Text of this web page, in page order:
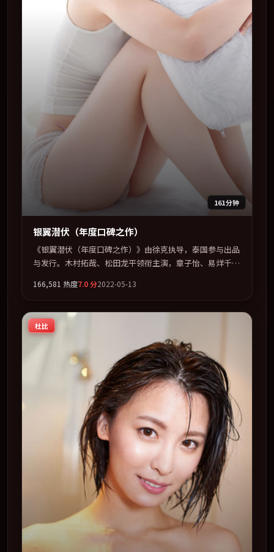
161分钟
银翼潜伏（年度口碑之作）
《银翼潜伏（年度口碑之作）》由徐克执导，泰国参与出品
与发行。木村拓哉、松田龙平领衔主演，章子怡、易烊千
后一刻才缓缓合拢。全片以「传记」类型为骨架，在叙事、
流平台同步亮相，2022 年度话题片中口碑稳健，适合喜欢
强情节与人物弧光的观众完整观看。
166,581 热度7.0分2022-05-13
杜比